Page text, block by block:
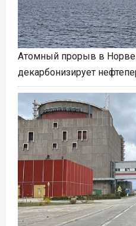
Атомный прорыв в
декарбонизирует